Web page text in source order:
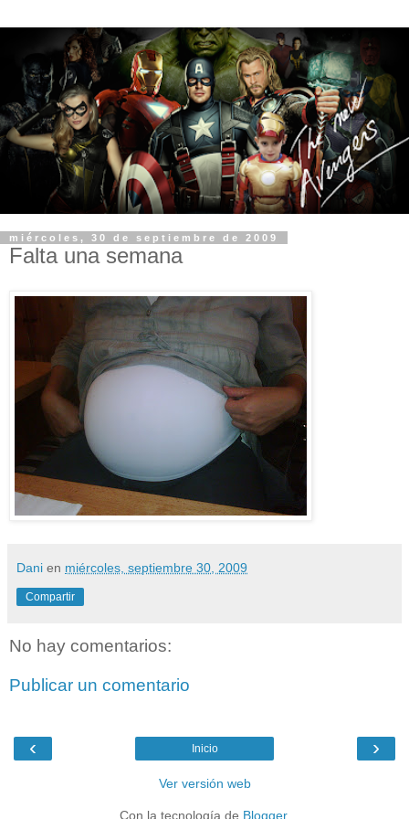
miércoles, 30 de septiembre de 2009
Falta una semana
Dani en miércoles, septiembre 30, 2009
Compartir
No hay comentarios:
Publicar un comentario
‹ ›
Inicio
Ver versión web
Con la tecnología de Blogger.